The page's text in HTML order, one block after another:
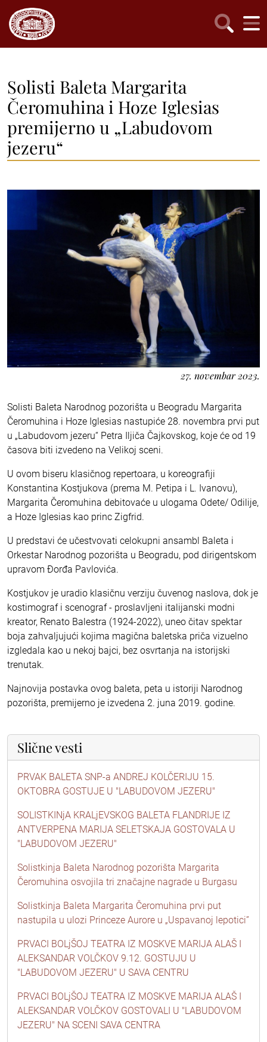
Solisti Baleta Margarita
Čeromuhina i Hoze Iglesias
premijerno u „Labudovom
jezeru“
27. novembar 2023.
Solisti Baleta Narodnog pozorišta u Beogradu Margarita
Čeromuhina i Hoze Iglesias nastupiće 28. novembra prvi put
u „Labudovom jezeru“ Petra Iljiča Čajkovskog, koje će od 19
časova biti izvedeno na Velikoj sceni.
U ovom biseru klasičnog repertoara, u koreografiji
Konstantina Kostjukova (prema M. Petipa i L. Ivanovu),
Margarita Čeromuhina debitovaće u ulogama Odete/ Odilije,
a Hoze Iglesias kao princ Zigfrid.
U predstavi će učestvovati celokupni ansambl Baleta i
Orkestar Narodnog pozorišta u Beogradu, pod dirigentskom
upravom Đorđa Pavlovića.
Kostjukov je uradio klasičnu verziju čuvenog naslova, dok je
kostimograf i scenograf - proslavljeni italijanski modni
kreator, Renato Balestra (1924-2022), uneo čitav spektar
boja zahvaljujući kojima magična baletska priča vizuelno
izgledala kao u nekoj bajci, bez osvrtanja na istorijski
trenutak.
Najnovija postavka ovog baleta, peta u istoriji Narodnog
pozorišta, premijerno je izvedena 2. juna 2019. godine.
Slične vesti
PRVAK BALETA SNP-a ANDREJ KOLČERIJU 15.
OKTOBRA GOSTUJE U "LABUDOVOM JEZERU"
SOLISTKINjA KRALjEVSKOG BALETA FLANDRIJE IZ
ANTVERPENA MARIJA SELETSKAJA GOSTOVALA U
"LABUDOVOM JEZERU"
Solistkinja Baleta Narodnog pozorišta Margarita
Čeromuhina osvojila tri značajne nagrade u Burgasu
Solistkinja Baleta Margarita Čeromuhina prvi put
nastupila u ulozi Princeze Aurore u „Uspavanoj lepotici”
PRVACI BOLjŠOJ TEATRA IZ MOSKVE MARIJA ALAŠ I
ALEKSANDAR VOLČKOV 9.12. GOSTUJU U
"LABUDOVOM JEZERU" U SAVA CENTRU
PRVACI BOLjŠOJ TEATRA IZ MOSKVE MARIJA ALAŠ I
ALEKSANDAR VOLČKOV GOSTOVALI U "LABUDOVOM
JEZERU" NA SCENI SAVA CENTRA